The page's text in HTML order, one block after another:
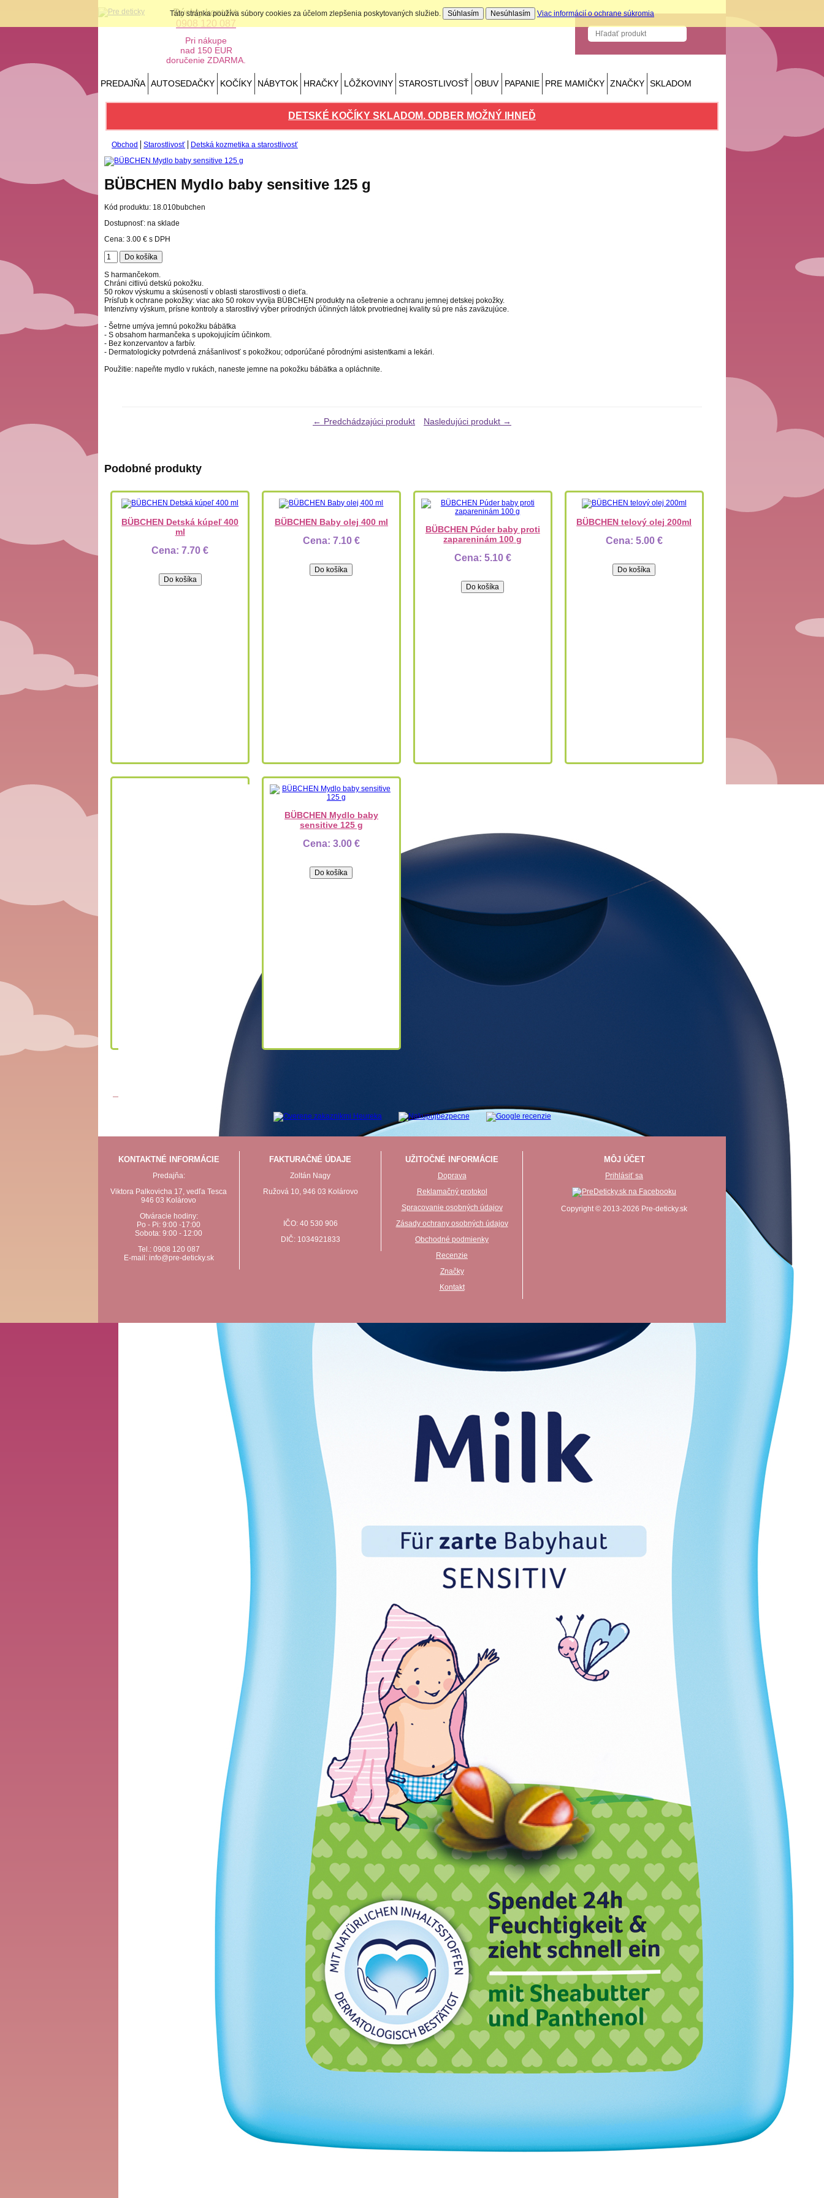
Rýchly kontakt:
0908 120 087
Pri nákupe
nad 150 EUR
doručenie ZDARMA.
PREDAJŇA AUTOSEDAČKY KOČÍKY NÁBYTOK HRAČKY LÔŽKOVINY STAROSTLIVOSŤ OBUV PAPANIE PRE MAMIČKY ZNAČKY SKLADOM
DETSKÉ KOČÍKY SKLADOM. ODBER MOŽNÝ IHNEĎ
Nákupný košík
Obchod Starostlivosť Detská kozmetika a starostlivosť
BÜBCHEN Mydlo baby sensitive 125 g
Kód produktu: 18.010bubchen
Dostupnosť: na sklade
Cena:3.00 € s DPH
S harmančekom.
Chráni citlivú detskú pokožku.
50 rokov výskumu a skúseností v oblasti starostlivosti o dieťa.
Prísľub k ochrane pokožky: viac ako 50 rokov vyvíja BÜBCHEN produkty na ošetrenie a ochranu jemnej detskej pokožky.
Intenzívny výskum, prísne kontroly a starostlivý výber prírodných účinných látok prvotriednej kvality sú pre nás zaväzujúce.
- Šetrne umýva jemnú pokožku bábätka
- S obsahom harmančeka s upokojujícím účinkom.
- Bez konzervantov a farbív.
- Dermatologicky potvrdená znášanlivosť s pokožkou; odporúčané pôrodnými asistentkami a lekári.
Použitie: napeňte mydlo v rukách, naneste jemne na pokožku bábätka a opláchnite.
← Predchádzajúci produkt Nasledujúci produkt →
Podobné produkty
BÜBCHEN Detská kúpeľ 400
ml
Cena:7.70 €
BÜBCHEN Baby olej 400 ml
Cena: 7.10 €
BÜBCHEN Púder baby proti
zapareninám 100 g
Cena: 5.10 €
BÜBCHEN telový olej 200ml
Cena: 5.00 €
BÜBCHEN Mydlo baby
sensitive 125 g
Cena: 3.00 €
KONTAKTNÉ INFORMÁCIE
Predajňa:
Viktora Palkovicha 17, vedľa Tesca
946 03 Kolárovo
Otváracie hodiny:
Po - Pi: 9:00 -17:00
Sobota: 9:00 - 12:00
Tel.: 0908 120 087
E-mail: info@pre-deticky.sk
FAKTURAČNÉ ÚDAJE
Zoltán Nagy
Ružová 10, 946 03 Kolárovo
IČO: 40 530 906
DIČ: 1034921833
UŽITOČNÉ INFORMÁCIE
Doprava
Reklamačný protokol
Spracovanie osobných údajov
Zásady ochrany osobných údajov
Obchodné podmienky
Recenzie
Značky
Kontakt
MÔJ ÚČET
Prihlásiť sa
Copyright © 2013-2026 Pre-deticky.sk
Táto stránka používa súbory cookies za účelom zlepšenia poskytovaných služieb. Súhlasím Nesúhlasím Viac informácií o ochrane súkromia